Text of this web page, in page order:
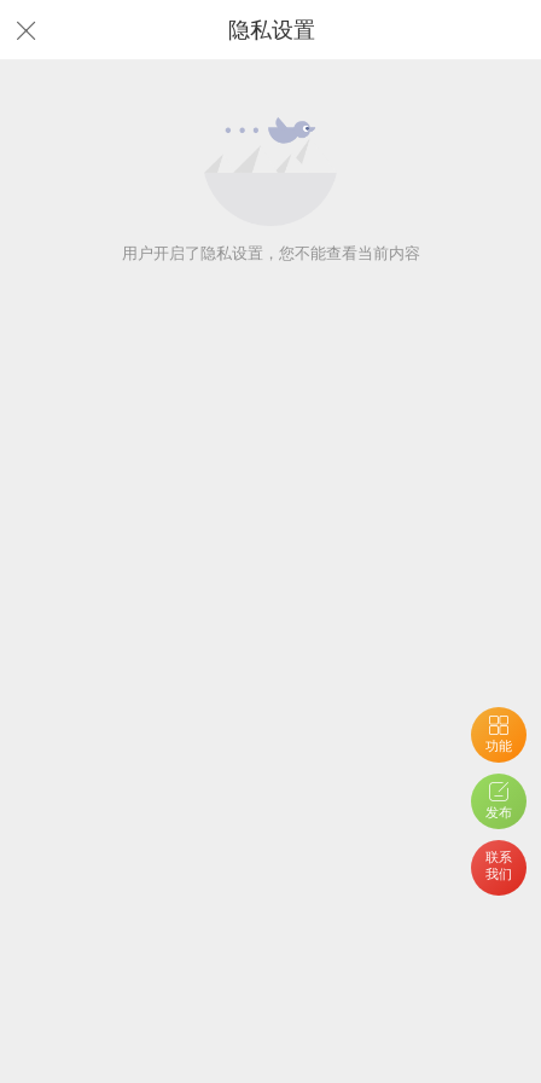
隐私设置
功能
发布
联系
我们
用户开启了隐私设置，您不能查看当前内容